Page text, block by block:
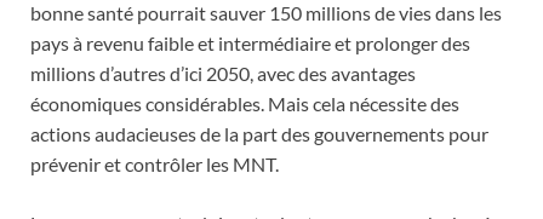
bonne santé pourrait sauver 150 millions de vies dans les
pays à revenu faible et intermédiaire et prolonger des
millions d’autres d’ici 2050, avec des avantages
économiques considérables. Mais cela nécessite des
actions audacieuses de la part des gouvernements pour
prévenir et contrôler les MNT.